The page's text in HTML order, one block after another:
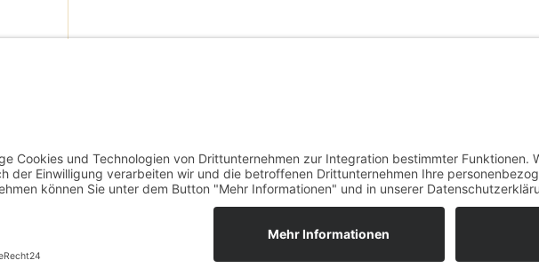
SCHRIFTLICHE
ZAHLUNGAGBSENDUNGSVERFOLGUNG